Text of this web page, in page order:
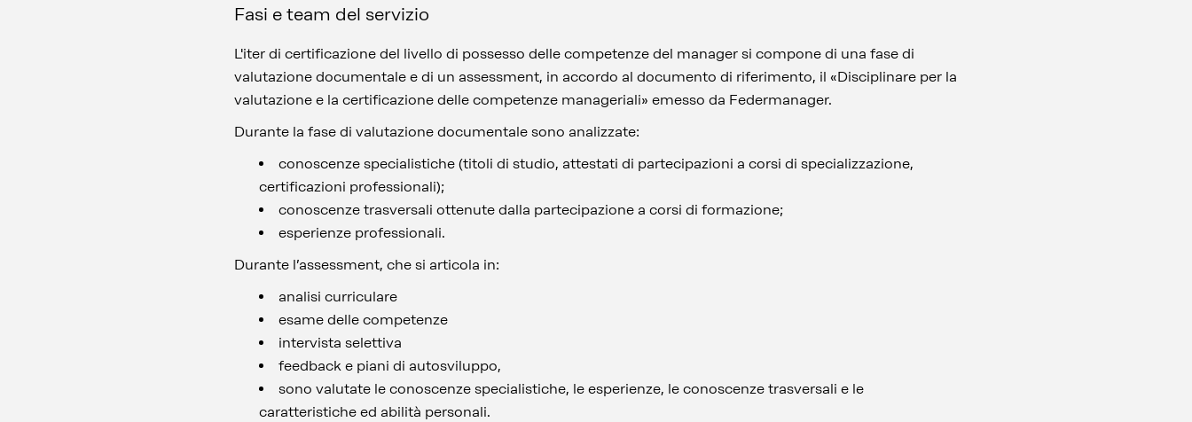
Fasi e team del servizio
L'iter di certificazione del livello di possesso delle competenze del manager si compone di una fase di
valutazione documentale e di un assessment, in accordo al documento di riferimento, il «Disciplinare per la
valutazione e la certificazione delle competenze manageriali» emesso da Federmanager.
Durante la fase di valutazione documentale sono analizzate:
conoscenze specialistiche (titoli di studio, attestati di partecipazioni a corsi di specializzazione,
certificazioni professionali);
conoscenze trasversali ottenute dalla partecipazione a corsi di formazione;
esperienze professionali.
Durante l’assessment, che si articola in:
analisi curriculare
esame delle competenze
intervista selettiva
feedback e piani di autosviluppo,
sono valutate le conoscenze specialistiche, le esperienze, le conoscenze trasversali e le
caratteristiche ed abilità personali.